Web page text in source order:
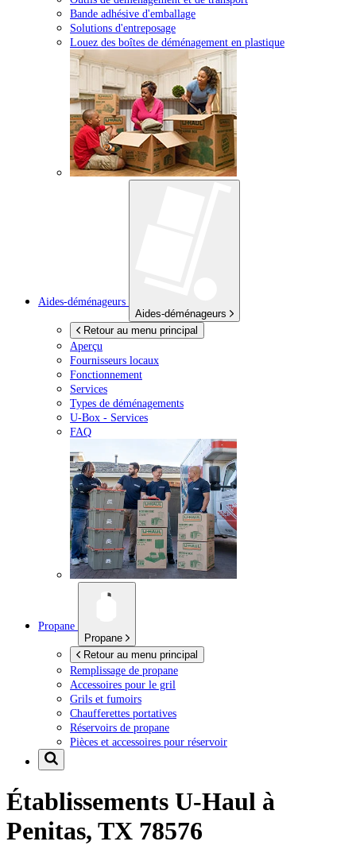
Bande adhésive d'emballage
Solutions d'entreposage
Louez des boîtes de déménagement en plastique
Aides-déménageurs
Aides-déménageurs
Retour au menu principal
Aperçu
Fournisseurs locaux
Fonctionnement
Services
Types de déménagements
U-Box - Services
FAQ
Propane
Propane
Retour au menu principal
Remplissage de propane
Accessoires pour le gril
Grils et fumoirs
Chaufferettes portatives
Réservoirs de propane
Pièces et accessoires pour réservoir
Établissements U-Haul à
Penitas, TX 78576